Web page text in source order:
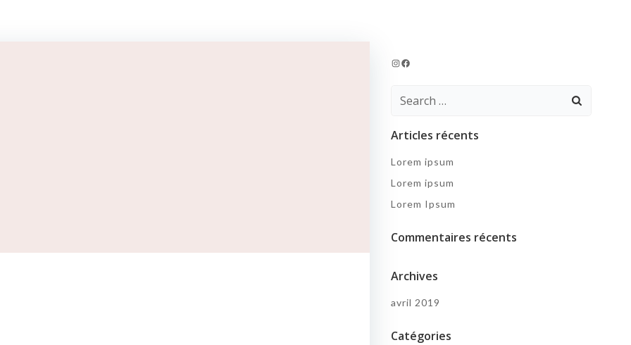
Instagram
Facebook
Search
Articles récents
Lorem ipsum
Lorem ipsum
Lorem Ipsum
Commentaires récents
Archives
avril 2019
Catégories